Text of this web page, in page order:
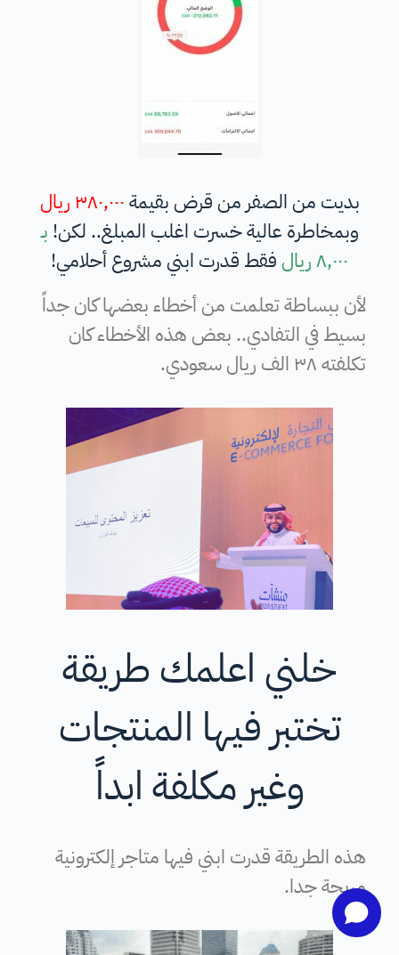
بديت من الصفر من قرض بقيمة٣٨٠,٠٠٠ ريال
وبمخاطرة عالية خسرت اغلب المبلغ.. لكن! بـ
٨,٠٠٠ ريال
فقط قدرت ابني مشروع أحلامي!
لأن ببساطة تعلمت من أخطاء بعضها كان جداً
بسيط في التفادي.. بعض هذه الأخطاء كان
تكلفته ٣٨ الف ريال سعودي.
خلني اعلمك طريقة
تختبر فيها المنتجات
وغير مكلفة ابداً
هذه الطريقة قدرت ابني فيها متاجر إلكترونية
مربحة جدا.